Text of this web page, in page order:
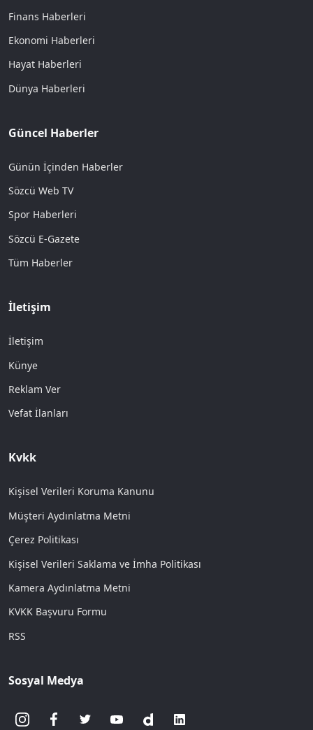
Finans Haberleri
Ekonomi Haberleri
Hayat Haberleri
Dünya Haberleri
Güncel Haberler
Günün İçinden Haberler
Sözcü Web TV
Spor Haberleri
Sözcü E-Gazete
Tüm Haberler
İletişim
İletişim
Künye
Reklam Ver
Vefat İlanları
Kvkk
Kişisel Verileri Koruma Kanunu
Müşteri Aydınlatma Metni
Çerez Politikası
Kişisel Verileri Saklama ve İmha Politikası
Kamera Aydınlatma Metni
KVKK Başvuru Formu
RSS
Sosyal Medya